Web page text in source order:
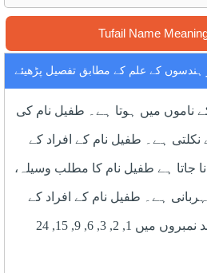
Tufail Name
کے علم کے مطابق تفصیل پڑھیئے
ناموں میں ہوتا ہے۔ طفیل نام کی
نکلتی ہے۔ طفیل نام کے افراد کے
خوش قسمت نمر 3 مانا جاتا ہے طفیل نام کا مطلب وسیلہ،
ہے۔ طفیل نام کے افراد کے
لیئے کے مواقق اور فائدہ مند نمبروں میں 1, 2, 3, 6, 9, 15, 24